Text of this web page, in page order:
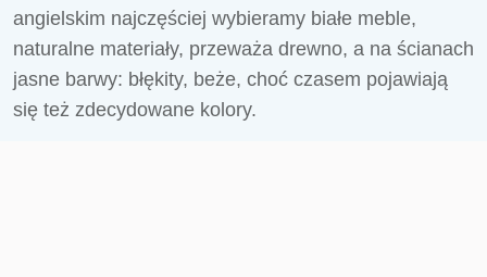
angielskim najczęściej wybieramy białe meble,
naturalne materiały, przeważa drewno, a na ścianach
jasne barwy: błękity, beże, choć czasem pojawiają
się też zdecydowane kolory.